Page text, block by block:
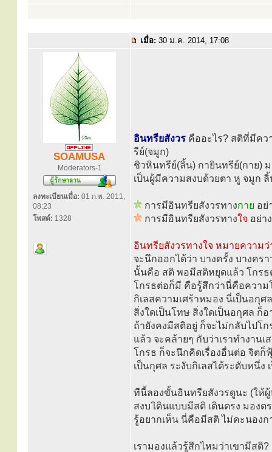
เมื่อ: 30 ม.ค. 2014, 17:08
SOAMUSA
Moderators-1
ลงทะเบียนเมื่อ: 01 ก.พ. 2011,
08:23
โพสต์: 1328
อินทรียสังวร คืออะไร? สติที่มีค
รีย์(จมูก)
ชิวหินทรีย์(ลิ้น) กายินทรีย์(กาย)
เป็นผู้มีความสงบด้วยตา หู จมูก
การมีอินทรียสังวรทางกาย อย่
การมีอินทรียสังวรทางใจ อย่า
อินทรียสังวรทางใจ หมายความ
จะนึกออกได้ว่า บางครั้ง บางค
นั้นคือ สติ พอมีสติหยุดแล้ว โกรธ
โกรธต่อก็มี คือรู้สึกว่านี่คือควา
กิเลสความเศร้าหมอง นี่เป็นอกุ
สิ่งใดเป็นโทษ สิ่งใดเป็นอกุศล
ถ้ายังคงมีสติอยู่ ก็จะไม่กลับไปโ
แล้ว จะคล้ายๆ กับว่าเราทำงาน
โกรธ ก็จะนึกคิดเรื่องอื่นต่อ จิตก็
เป็นกุศล ระงับกิเลสได้ระดับหนึ่ง
ทีนี้ลองขั้นอินทรียสังวรดูนะ (ให้
สงบ เิดินแบบมีสติ เดินตรง มอง
รู้อยากเห็น นี่คือมีสติ ไม่คะนอง
เรามองแล้วรู้สึกไหมว่าเขามีสติ